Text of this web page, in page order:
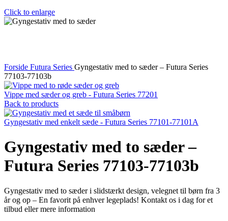
Click to enlarge
Forside Futura Series Gyngestativ med to sæder – Futura Series
77103-77103b
Vippe med sæder og greb - Futura Series 77201
Back to products
Gyngestativ med enkelt sæde - Futura Series 77101-77101A
Gyngestativ med to sæder –
Futura Series 77103-77103b
Gyngestativ med to sæder i slidstærkt design, velegnet til børn fra 3
år og op – En favorit på enhver legeplads! Kontakt os i dag for et
tilbud eller mere information